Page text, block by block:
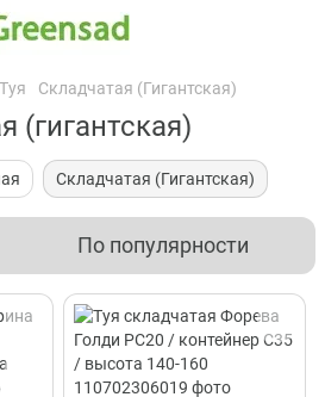
Туя Складчатая (Гигантская)
(гигантская)
Складчатая (Гигантская)
По популярности